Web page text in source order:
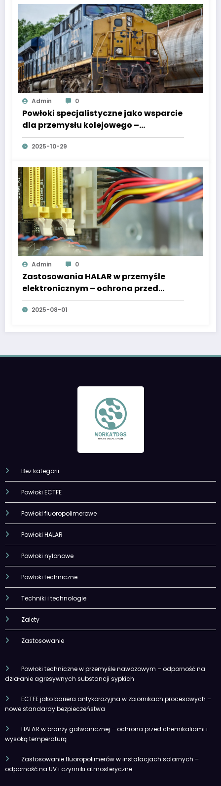
Admin 0
Powłoki specjalistyczne jako wsparcie
dla przemysłu kolejowego –
bezpieczeństwo i niezawodność w
transporcie
2025-10-29
Admin 0
Zastosowania HALAR w przemyśle
elektronicznym – ochrona przed
wyładowaniami ESD
2025-08-01
Bez kategorii
Powłoki ECTFE
Powłoki fluoropolimerowe
Powłoki HALAR
Powłoki nylonowe
Powłoki techniczne
Techniki i technologie
Zalety
Zastosowanie
Powłoki techniczne w przemyśle nawozowym – odporność na
działanie agresywnych substancji sypkich
ECTFE jako bariera antykorozyjna w zbiornikach procesowych –
nowe standardy bezpieczeństwa
HALAR w branży galwanicznej – ochrona przed chemikaliami i
wysoką temperaturą
Zastosowanie fluoropolimerów w instalacjach solarnych –
odporność na UV i czynniki atmosferyczne